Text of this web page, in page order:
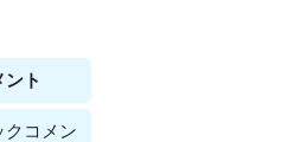
ト
クコメン